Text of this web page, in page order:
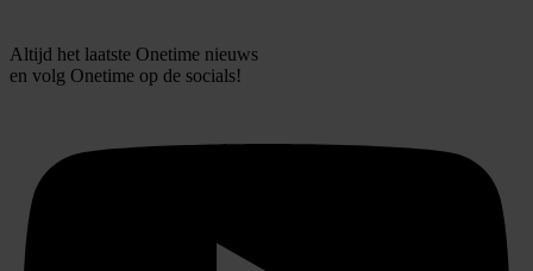
Altijd het laatste Onetime nieuws
en volg Onetime op de socials!